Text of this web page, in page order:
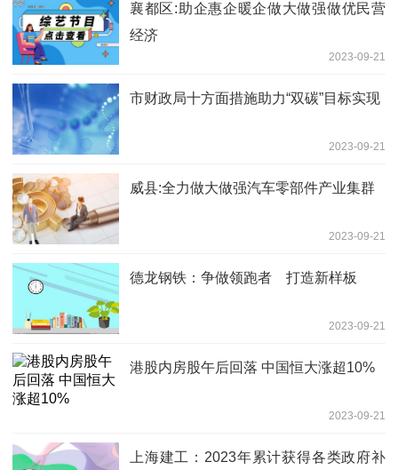
襄都区:助企惠企暖企做大做强做优民营
经济
2023-09-21
市财政局十方面措施助力“双碳”目标实现
2023-09-21
威县:全力做大做强汽车零部件产业集群
2023-09-21
德龙钢铁：争做领跑者 打造新样板
2023-09-21
港股内房股午后回落 中国恒大涨超10%
2023-09-21
上海建工：2023年累计获得各类政府补